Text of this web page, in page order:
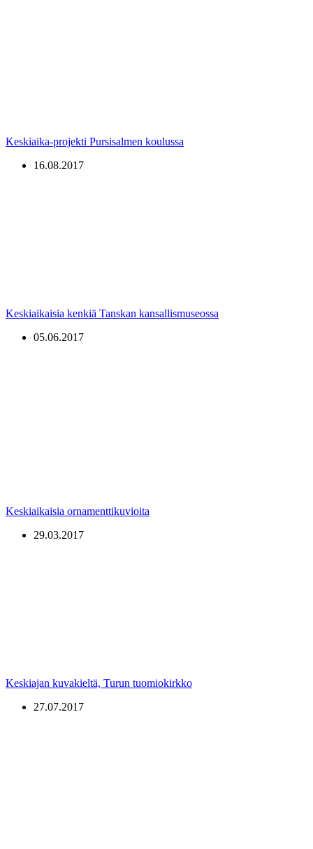
Keskiaika-projekti Pursisalmen koulussa
16.08.2017
Keskiaikaisia kenkiä Tanskan kansallismuseossa
05.06.2017
Keskiaikaisia ornamenttikuvioita
29.03.2017
Keskiajan kuvakieltä, Turun tuomiokirkko
27.07.2017